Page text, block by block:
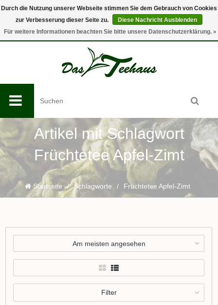
0
Artikel mit Schlagwort
Früchtetee Apfel-Zimt
Startseite / Schlagworte / Früchtetee Apfel-Zimt
Am meisten angesehen
Filter
Durch die Nutzung unserer Webseite stimmen Sie dem Gebrauch von Cookies
zur Verbesserung dieser Seite zu.
Diese Nachricht Ausblenden
Für weitere Informationen beachten Sie bitte unsere Datenschutzerklärung. »